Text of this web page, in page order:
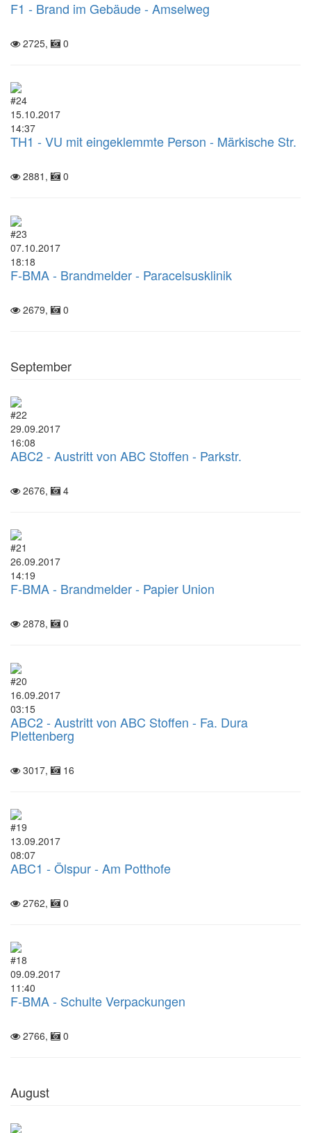
F1 - Brand im Gebäude - Amselweg
2725, 0
#24
15.10.2017
14:37
TH1 - VU mit eingeklemmte Person - Märkische Str.
2881, 0
#23
07.10.2017
18:18
F-BMA - Brandmelder - Paracelsusklinik
2679, 0
September
#22
29.09.2017
16:08
ABC2 - Austritt von ABC Stoffen - Parkstr.
2676, 4
#21
26.09.2017
14:19
F-BMA - Brandmelder - Papier Union
2878, 0
#20
16.09.2017
03:15
ABC2 - Austritt von ABC Stoffen - Fa. Dura
Plettenberg
3017, 16
#19
13.09.2017
08:07
ABC1 - Ölspur - Am Potthofe
2762, 0
#18
09.09.2017
11:40
F-BMA - Schulte Verpackungen
2766, 0
August